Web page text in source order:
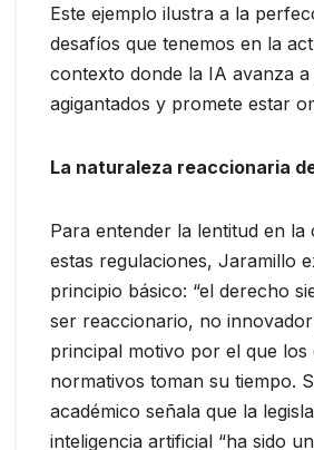
Este ejemplo ilustra a la
desafíos que tenemos en la
contexto donde la IA avanza a
agigantados y promete estar
La naturaleza reaccionaria
Para entender la lentitud en la
estas regulaciones, Jaramillo
principio básico: “el derecho
ser reaccionario, no
principal motivo por el que los
normativos toman su tiempo.
académico señala que la
inteligencia artificial “ha sido